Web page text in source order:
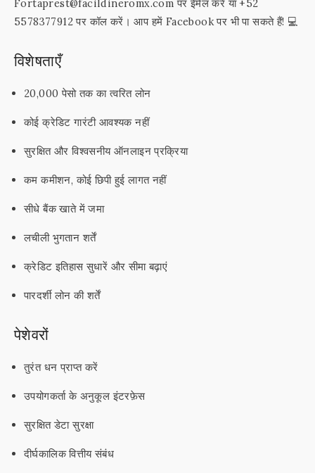
Fortaprest@facildineromx.com पर ईमेल करें या +52
5578377912 पर कॉल करें। आप हमें Facebook पर भी पा सकते हैं! 💻
विशेषताएँ
20,000 पेसो तक का त्वरित लोन
कोई क्रेडिट गारंटी आवश्यक नहीं
सुरक्षित और विश्वसनीय ऑनलाइन प्रक्रिया
कम कमीशन, कोई छिपी हुई लागत नहीं
सीधे बैंक खाते में जमा
लचीली भुगतान शर्तें
क्रेडिट इतिहास सुधारें और सीमा बढ़ाएं
पारदर्शी लोन की शर्तें
पेशेवरों
तुरंत धन प्राप्त करें
उपयोगकर्ता के अनुकूल इंटरफ़ेस
सुरक्षित डेटा सुरक्षा
दीर्घकालिक वित्तीय संबंध